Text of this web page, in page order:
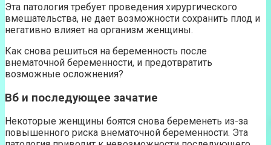
Эта патология требует проведения хирургического
вмешательства, не дает возможности сохранить плод и
негативно влияет на организм женщины.
Как снова решиться на беременность после
внематочной беременности, и предотвратить
возможные осложнения?
Вб и последующее зачатие
Некоторые женщины боятся снова беременеть из-за
повышенного риска внематочной беременности. Эта